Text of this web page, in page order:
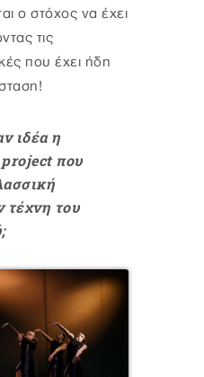
ο στόχος να έχει
τις
που έχει ήδη
ιδέα η
project που
τέχνη του